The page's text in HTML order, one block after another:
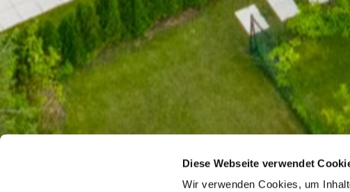
Diese Webseite verwendet
Wir verwenden Cookies, um